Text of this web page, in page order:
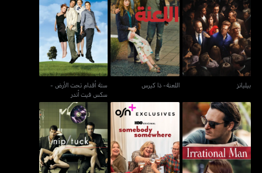
بيليانز
بيليانز
اللعنة- ذا كيرس
اللعنة- ذا كيرس
ستة أقدام تحت الأرض -
سكس فيت أندر
ستة أقدام تحت الأرض -
سكس فيت أندر
إراشونال مان
شخص ما في مكان ما -
سمبادي ساموير
نيب/ تاك